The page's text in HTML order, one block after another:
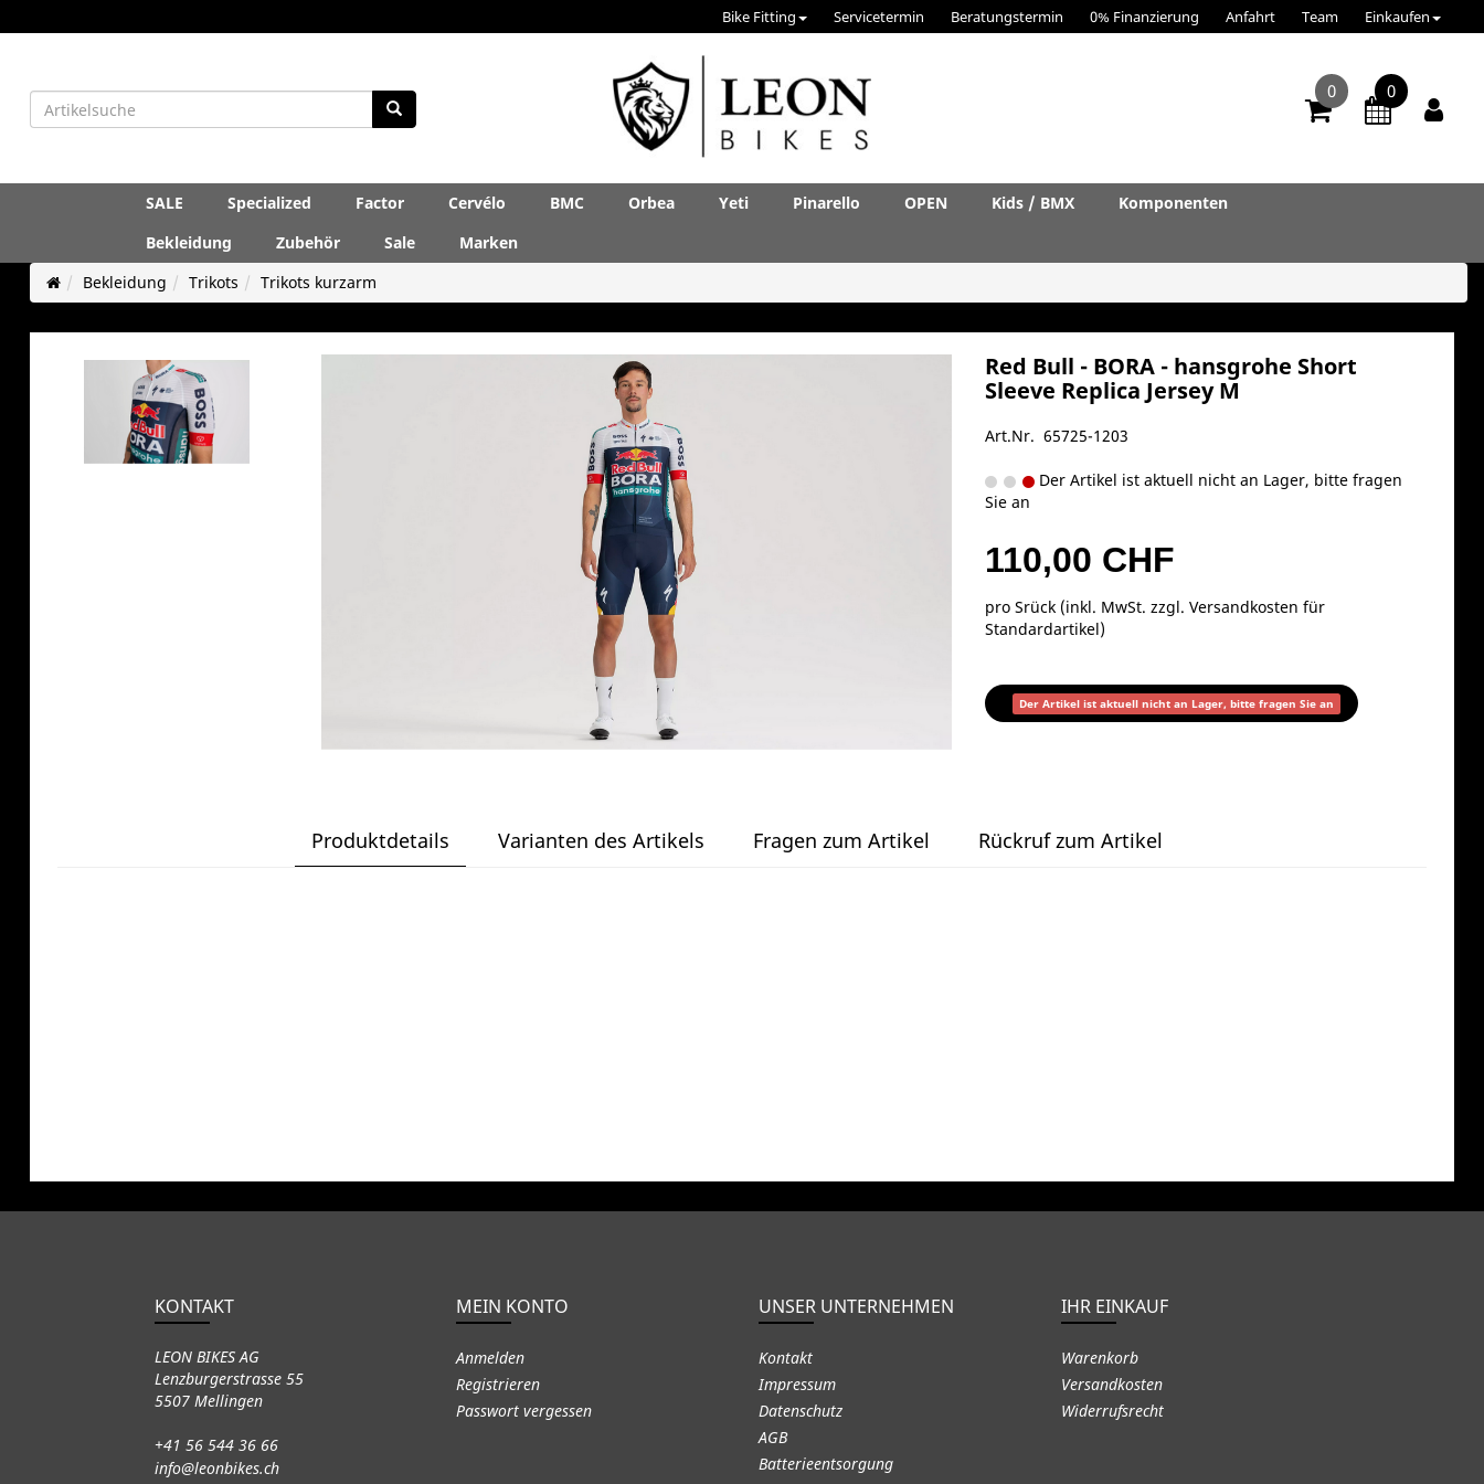
Bike Fitting Servicetermin Beratungstermin 0% Finanzierung Anfahrt Team Einkaufen
0 0
SALE Specialized Factor Cervélo BMC Orbea Yeti Pinarello OPEN Kids / BMX
Komponenten
Bekleidung
Zubehör Sale
Marken
Bekleidung
Trikots Trikots kurzarm
Red Bull - BORA - hansgrohe Short
Sleeve Replica Jersey M
Art.Nr. 65725-1203
Der Artikel ist aktuell nicht an Lager, bitte fragen
Sie an
110,00 CHF
pro Srück (inkl. MwSt. zzgl.Versandkosten für
Standardartikel)
Der Artikel ist aktuell nicht an Lager, bitte fragen Sie an
Produktdetails Varianten des Artikels Fragen zum Artikel Rückruf zum Artikel
KONTAKT
LEON BIKES AG
Lenzburgerstrasse 55
5507 Mellingen
+41 56 544 36 66
info@leonbikes.ch
MEIN KONTO
Anmelden
Registrieren
Passwort vergessen
UNSER UNTERNEHMEN
Kontakt
Impressum
Datenschutz
AGB
Batterieentsorgung
IHR EINKAUF
Warenkorb
Versandkosten
Widerrufsrecht